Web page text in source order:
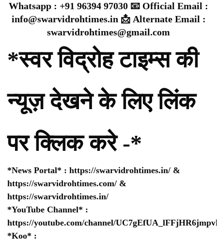
Whatsapp : +91 96394 97030 📧 Official Email :
info@swarvidrohtimes.in 📩 Alternate Email :
swarvidrohtimes@gmail.com
*स्वर विद्रोह टाइम्स की
न्यूज़ देखने के लिए लिंक
पर क्लिक करे -*
*News Portal* : https://swarvidrohtimes.in/ &
https://swarvidrohtimes.com/ &
https://swarvidrohtimes.in/
*YouTube Channel* :
https://youtube.com/channel/
*Koo* :